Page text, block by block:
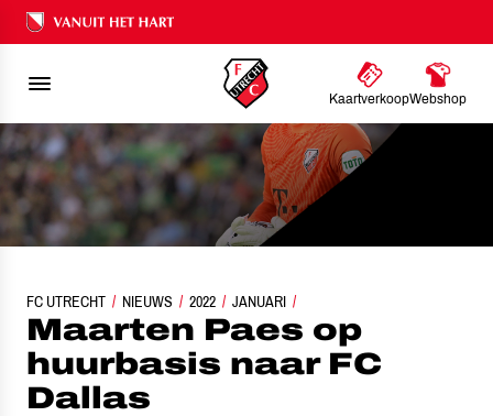
Ons nalatenschap
KaartverkoopWebshop
FC UTRECHT NIEUWS 2022 JANUARI
MAARTEN PAES OP HUURBASIS NAAR FC DALLAS
Maarten Paes op
huurbasis naar FC
Dallas